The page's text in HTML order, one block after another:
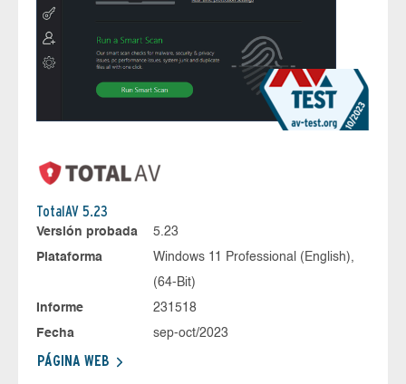
TotalAV 5.23
Versión probada
5.23
Plataforma
Windows 11 Professional (English),
(64-Bit)
Informe
231518
Fecha
sep-oct/2023
PÁGINA WEB